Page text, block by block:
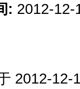
: 2012-12-
2012-12-